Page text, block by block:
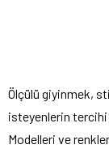
Ölçülü giyinmek,
isteyenlerin tercihi
Modelleri ve